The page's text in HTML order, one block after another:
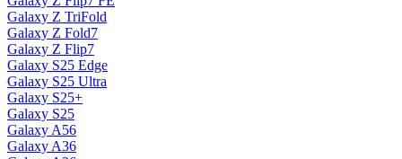
Galaxy Z TriFold
Galaxy Z Fold7
Galaxy Z Flip7
Galaxy S25 Edge
Galaxy S25 Ultra
Galaxy S25+
Galaxy S25
Galaxy A56
Galaxy A36